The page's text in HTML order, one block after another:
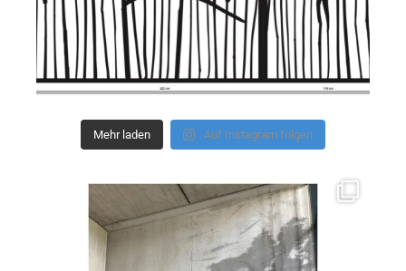
Mehr laden Auf Instagram folgen